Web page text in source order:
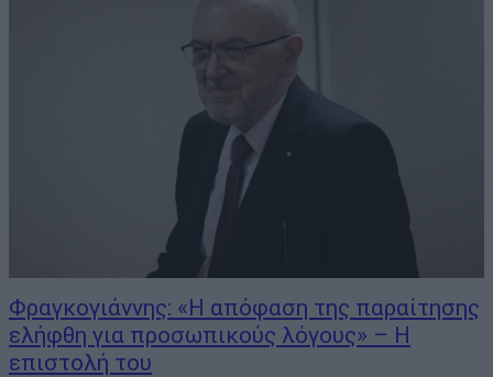
Φραγκογιάννης: «Η απόφαση της παραίτησης
ελήφθη για προσωπικούς λόγους» – Η
επιστολή του